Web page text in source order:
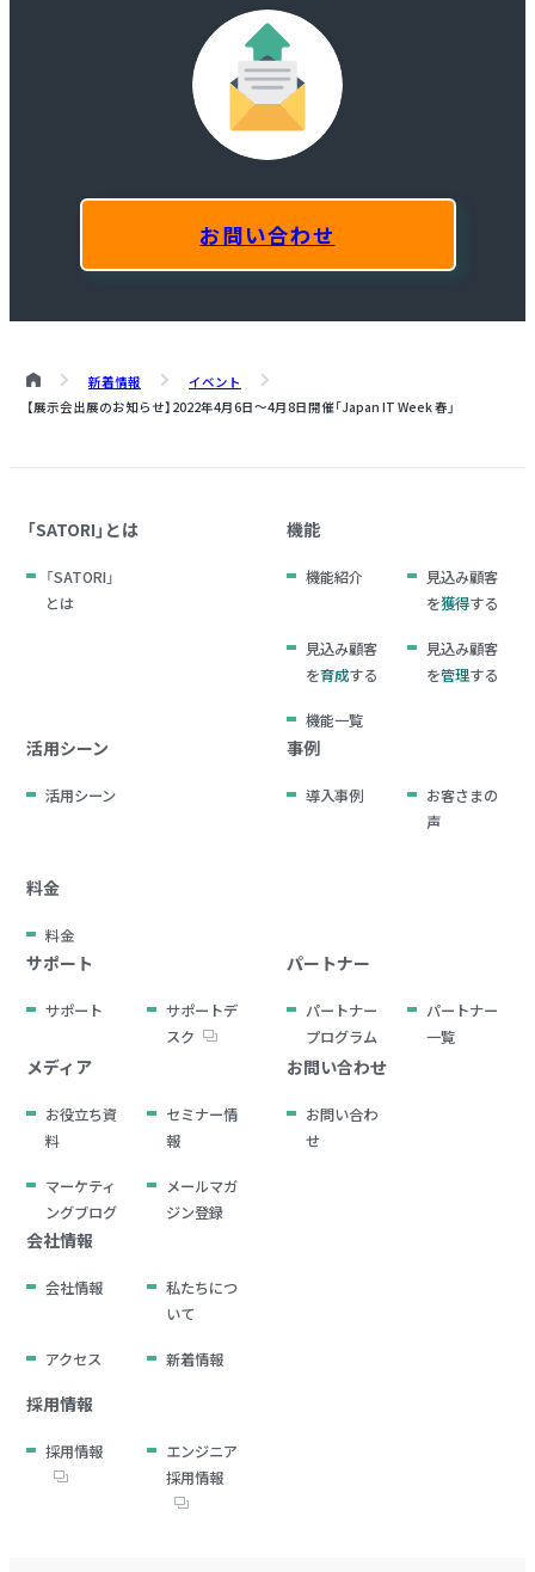
お問い合わせ
新着情報
イベント
【展示会出展のお知らせ】 2022年4月6日～4月8日開催「Japan IT Week 春」
「SATORI」とは
「SATORI」
とは
機能
機能紹介
見込み顧客
を獲得する
見込み顧客
を育成する
見込み顧客
を管理する
機能一覧
活用シーン
活用シーン
事例
導入事例
お客さまの
声
料金
料金
サポート
サポート
サポートデ
スク
パートナー
パートナー
プログラム
パートナー
一覧
メディア
お役立ち資
料
セミナー情
報
マーケティ
ングブログ
メールマガ
ジン登録
お問い合わせ
お問い合わ
せ
会社情報
会社情報
私たちにつ
いて
アクセス 新着情報
採用情報
採用情報
エンジニア
採用情報